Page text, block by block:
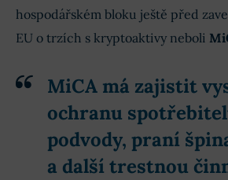
hospodářském bloku ještě před
EU o trzích s kryptoaktivy neboli
MiCA má zajistit
ochranu
podvody, praní
a další trestnou